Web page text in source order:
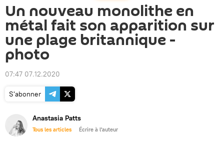
Un nouveau monolithe en
métal fait son apparition sur
une plage britannique -
photo
07:47 07.12.2020
S'abonner
Anastasia Patts
Tous les articles Écrire à l'auteur